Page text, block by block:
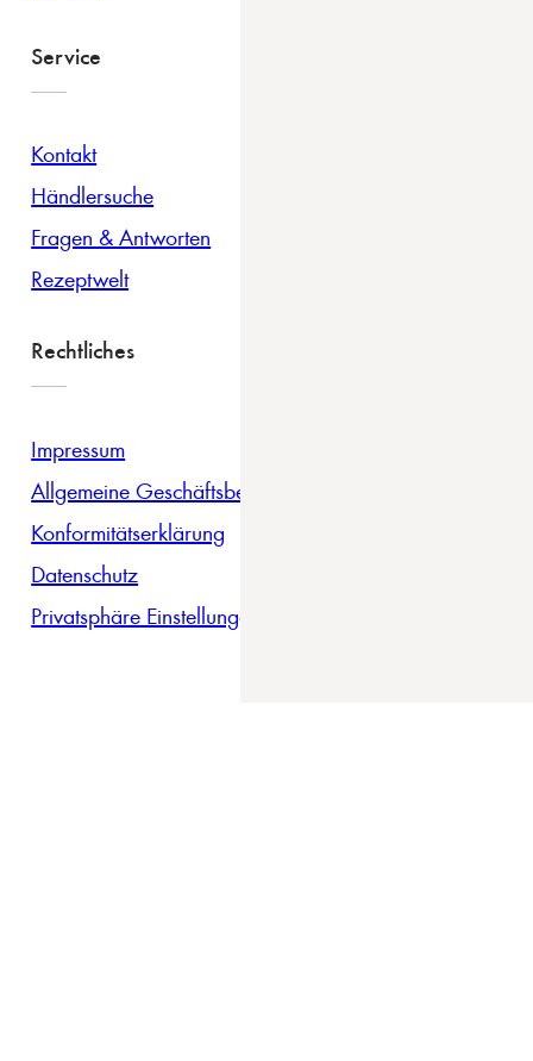
Service
Kontakt
Händlersuche
Fragen & Antworten
Rezeptwelt
Rechtliches
Impressum
Allgemeine Geschäftsbedingungen
Konformitätserklärung
Datenschutz
Privatsphäre Einstellungen